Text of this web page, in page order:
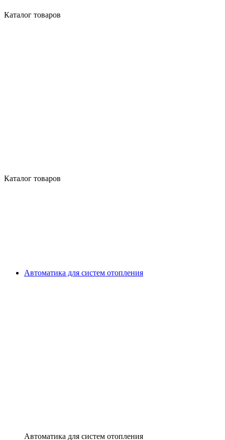
Каталог товаров
Каталог товаров
Автоматика для систем отопления
Автоматика для систем отопления